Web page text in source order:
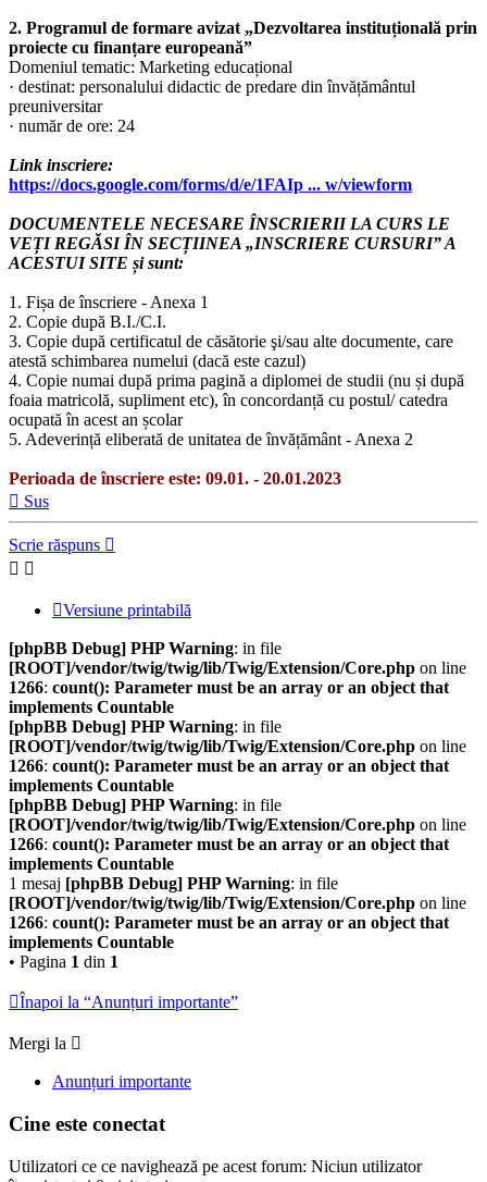
2. Programul de formare avizat „Dezvoltarea instituțională prin
proiecte cu finanțare europeană”
Domeniul tematic: Marketing educațional
· destinat: personalului didactic de predare din învățământul
preuniversitar
· număr de ore: 24
Link inscriere:
https://docs.google.com/forms/d/e/1FAIp ... w/viewform
DOCUMENTELE NECESARE ÎNSCRIERII LA CURS LE
VEȚI REGĂSI ÎN SECȚIINEA „INSCRIERE CURSURI” A
ACESTUI SITE și sunt:
1. Fișa de înscriere - Anexa 1
2. Copie după B.I./C.I.
3. Copie după certificatul de căsătorie şi/sau alte documente, care
atestă schimbarea numelui (dacă este cazul)
4. Copie numai după prima pagină a diplomei de studii (nu și după
foaia matricolă, supliment etc), în concordanță cu postul/ catedra
ocupată în acest an școlar
5. Adeverință eliberată de unitatea de învățământ - Anexa 2
Perioada de înscriere este: 09.01. - 20.01.2023
Sus
Scrie răspuns
Versiune printabilă
[phpBB Debug] PHP Warning: in file
[ROOT]/vendor/twig/twig/lib/Twig/Extension/Core.php on line
1266: count(): Parameter must be an array or an object that
implements Countable
[phpBB Debug] PHP Warning: in file
[ROOT]/vendor/twig/twig/lib/Twig/Extension/Core.php on line
1266: count(): Parameter must be an array or an object that
implements Countable
[phpBB Debug] PHP Warning: in file
[ROOT]/vendor/twig/twig/lib/Twig/Extension/Core.php on line
1266: count(): Parameter must be an array or an object that
implements Countable
1 mesaj [phpBB Debug] PHP Warning: in file
[ROOT]/vendor/twig/twig/lib/Twig/Extension/Core.php on line
1266: count(): Parameter must be an array or an object that
implements Countable
• Pagina 1 din 1
Înapoi la “Anunțuri importante”
Mergi la
Anunțuri importante
Cine este conectat
Utilizatori ce ce navighează pe acest forum: Niciun utilizator